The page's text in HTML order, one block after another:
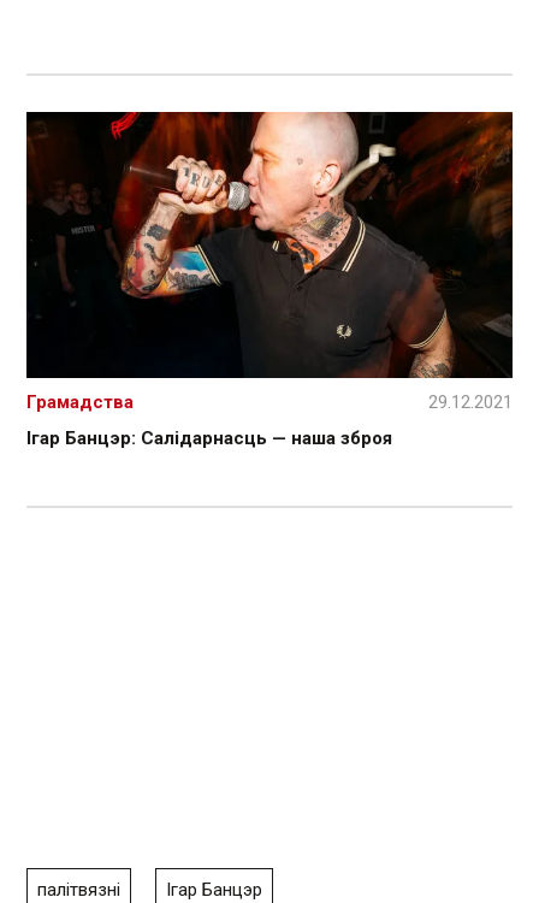
Ігар Банцэр: Салідарнасць — наша зброя
Грамадства 29.12.2021
палітвязні Ігар Банцэр